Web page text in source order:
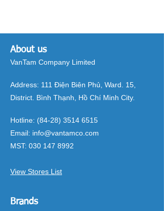
About us
VanTam Company Limited
Address: 111 Điện Biên Phủ, Ward. 15,
District. Bình Thạnh, Hồ Chí Minh City.
Hotline: (84-28) 3514 6515
Email: info@vantamco.com
MST: 030 147 8992
View Stores List
Brands